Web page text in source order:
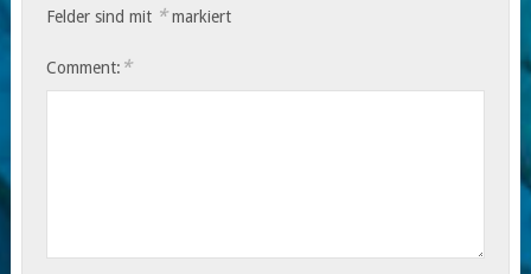
Felder sind mit *markiert
Comment: *